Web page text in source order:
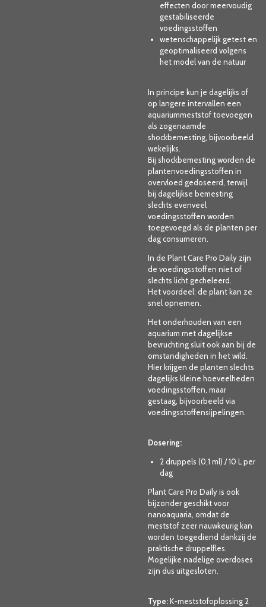
effecten door meervoudig
gestabiliseerde
voedingsstoffen
wetenschappelijk getest en
geoptimaliseerd volgens
het model van de natuur
In principe kun je dagelijks of
op langere intervallen een
aquariummeststof toevoegen
als zogenaamde
shockbemesting, bijvoorbeeld
wekelijks.
Bij shockbemesting worden de
plantenvoedingsstoffen in
overvloed gedoseerd, terwijl
bij dagelijkse bemesting
slechts evenveel
voedingsstoffen worden
toegevoegd als de planten per
dag consumeren.
In de Plant Care Pro Daily zijn
de voedingsstoffen niet of
slechts licht gecheleerd.
Het voordeel: de plant kan ze
snel opnemen.
Het onderhouden van een
aquarium met dagelijkse
bevruchting sluit ook aan bij de
omstandigheden in het wild.
Hier krijgen de planten slechts
dagelijks kleine hoeveelheden
voedingsstoffen, maar
gestaag, bijvoorbeeld via
voedingsstoffensijpelingen.
Dosering:
2 druppels (0,1 ml) / 10 L per
dag
Plant Care Pro Daily is ook
bijzonder geschikt voor
nanoaquaria, omdat de
meststof zeer nauwkeurig kan
worden toegediend dankzij de
praktische druppelfles.
Mogelijke nadelige overdoses
zijn dus uitgesloten.
Type:K-meststofoplossing 2